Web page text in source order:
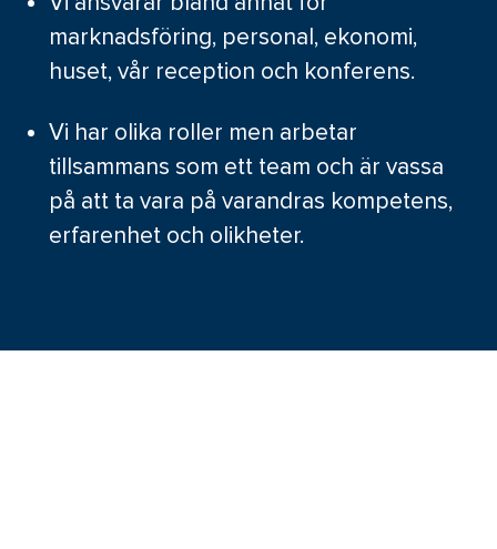
marknadsföring, personal, ekonomi,
huset, vår reception och konferens.
Vi har olika roller men arbetar
tillsammans som ett team och är vassa
på att ta vara på varandras kompetens,
erfarenhet och olikheter.